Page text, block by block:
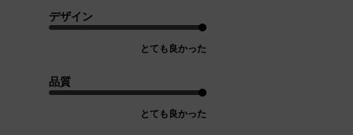
デザイン
とても良かった
品質
とても良かった